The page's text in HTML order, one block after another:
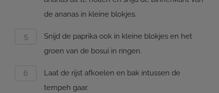
de ananas in kleine blokjes.
Snijd de paprika ook in kleine blokjes en het
groen van de bosui in ringen.
Laat de rijst afkoelen en bak intussen de
tempeh gaar.